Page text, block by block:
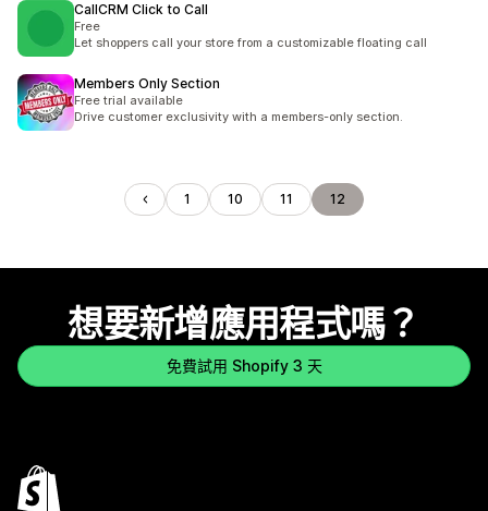
CallCRM Click to Call
Free
Let shoppers call your store from a customizable floating call
Members Only Section
Free trial available
Drive customer exclusivity with a members-only section.
1 10 11 12
想要新增應用程式嗎？
免費試用 Shopify 3 天